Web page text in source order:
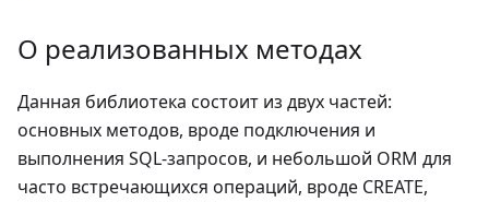
О реализованных методах
Данная библиотека состоит из двух частей:
основных методов, вроде подключения и
выполнения SQL-запросов, и небольшой ORM для
часто встречающихся операций, вроде CREATE,